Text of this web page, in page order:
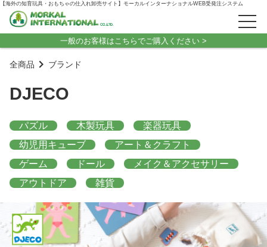
【海外の知育玩具・おもちゃの仕入れ卸売サイト】モーカルインターナショナルWEB受発注システム
一般のお客様はこちらでご購入ください >
全商品 ブランド
DJECO
パズル 木製玩具
楽器玩具
幼児用キューブ
アート＆クラフト
ゲーム
ドール
メイク＆アクセサリー
アウトドア
雑貨